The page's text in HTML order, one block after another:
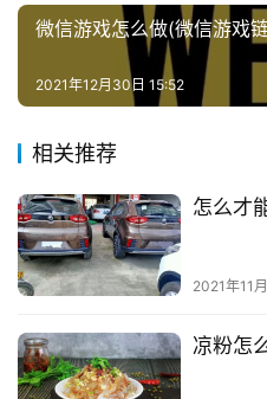
微信游戏怎么做(微信游戏
2021年12月30日 15:52
相关推荐
怎么才
2021年11
凉粉怎